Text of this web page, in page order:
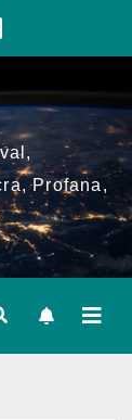
Profana,